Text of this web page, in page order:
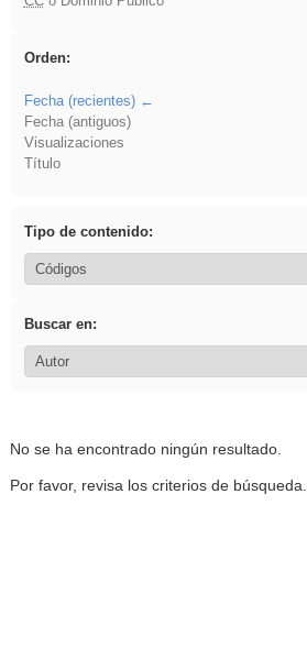
Orden:
Fecha (recientes)
Fecha (antiguos)
Visualizaciones
Título
Tipo de contenido:
Buscar en:
No se ha encontrado ningún resultado.
Por favor, revisa los criterios de búsqueda.